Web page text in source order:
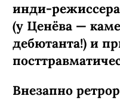
инди-
(у Ценёва —
дебютанта!) и
Внезапно